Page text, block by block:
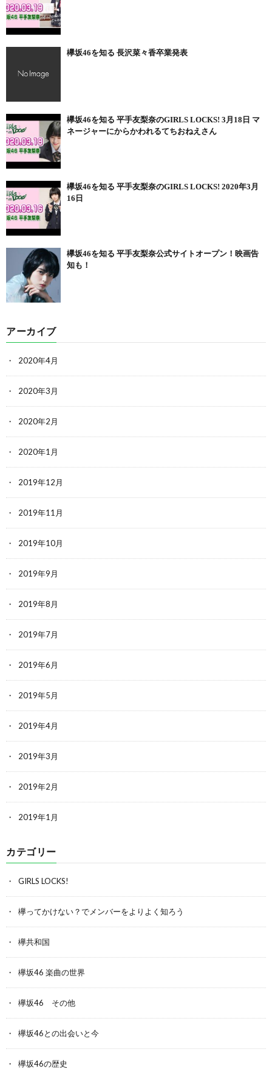
欅坂46を知る 長沢菜々香卒業発表
欅坂46を知る 平手友梨奈のGIRLS LOCKS! 3月18日 マ
ネージャーにからかわれるてちおねえさん
欅坂46を知る 平手友梨奈のGIRLS LOCKS! 2020年3月
16日
欅坂46を知る 平手友梨奈公式サイトオープン！映画告
知も！
アーカイブ
2020年4月
2020年3月
2020年2月
2020年1月
2019年12月
2019年11月
2019年10月
2019年9月
2019年8月
2019年7月
2019年6月
2019年5月
2019年4月
2019年3月
2019年2月
2019年1月
カテゴリー
GIRLS LOCKS!
欅ってかけない？でメンバーをよりよく知ろう
欅共和国
欅坂46 楽曲の世界
欅坂46 その他
欅坂46との出会いと今
欅坂46の歴史